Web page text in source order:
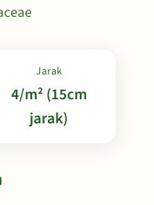
Jarak
4/m² (15cm
jarak)